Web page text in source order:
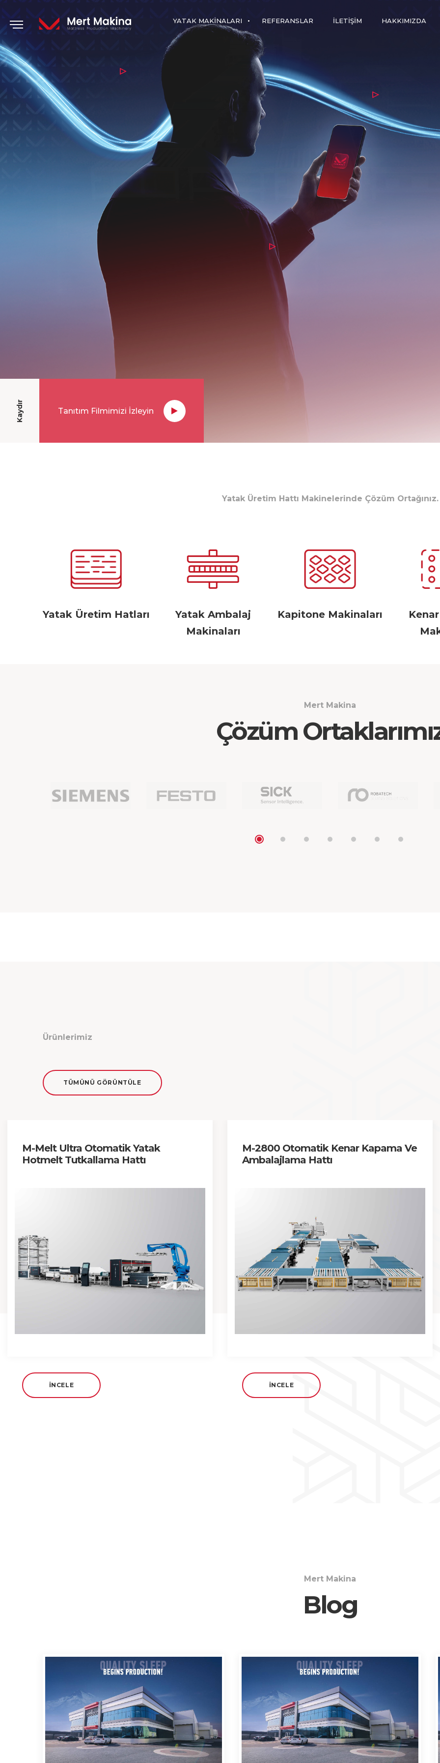
YATAK MAKINALARI REFERANSLAR İLETIŞIM HAKKIMIZDA
Kaydır Tanıtım Filmimizi İzleyin
Yatak Üretim Hattı Makinelerinde Çözüm Ortağınız.
Yatak Üretim Hatları
Yatak Ambalaj
Makinaları
Kapitone Makinaları
Mert Makina
Çözüm
Ürünlerimiz
TÜMÜNÜ GÖRÜNTÜLE
M-Melt Ultra Otomatik Yatak
Hotmelt Tutkallama Hattı
İNCELE
M-2800 Otomatik Kenar Kapama Ve
Ambalajlama Hattı
İNCELE
Mert Makina
Blog